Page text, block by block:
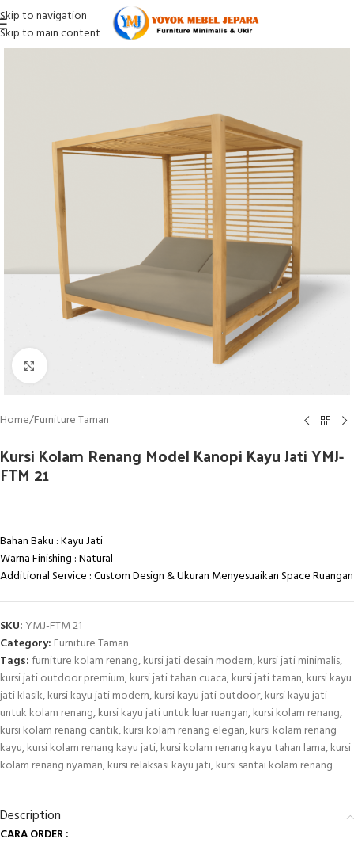
Skip to navigation
Skip to main content
Click to enlarge
Home/Furniture Taman
Kursi Kolam Renang Model Kanopi Kayu Jati YMJ-
FTM 21
Bahan Baku : Kayu Jati
Warna Finishing : Natural
Additional Service : Custom Design & Ukuran Menyesuaikan Space Ruangan
SKU: YMJ-FTM 21
Category: Furniture Taman
Tags:furniture kolam renang,kursi jati desain modern,kursi jati minimalis,
kursi jati outdoor premium,kursi jati tahan cuaca,kursi jati taman,kursi kayu
jati klasik,kursi kayu jati modern,kursi kayu jati outdoor,kursi kayu jati
untuk kolam renang,kursi kayu jati untuk luar ruangan,kursi kolam renang,
kursi kolam renang cantik,kursi kolam renang elegan,kursi kolam renang
kayu,kursi kolam renang kayu jati,kursi kolam renang kayu tahan lama,kursi
kolam renang nyaman,kursi relaksasi kayu jati,kursi santai kolam renang
Description
CARA ORDER :